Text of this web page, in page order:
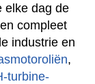
elke dag de
compleet
industrie en
,
turbine-